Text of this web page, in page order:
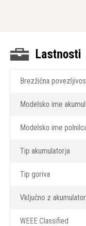
Lastnosti
Brezžična
Modelsko ime
Modelsko ime
Tip akumulatorja
Tip goriva
Vključno z
WEEE Classified